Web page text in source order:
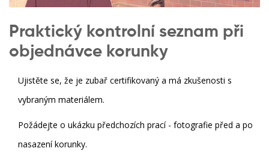
Praktický kontrolní seznam při
objednávce korunky
Ujistěte se, že je zubař certifikovaný a má zkušenosti s
vybraným materiálem.
Požádejte o ukázku předchozích prací - fotografie před a po
nasazení korunky.